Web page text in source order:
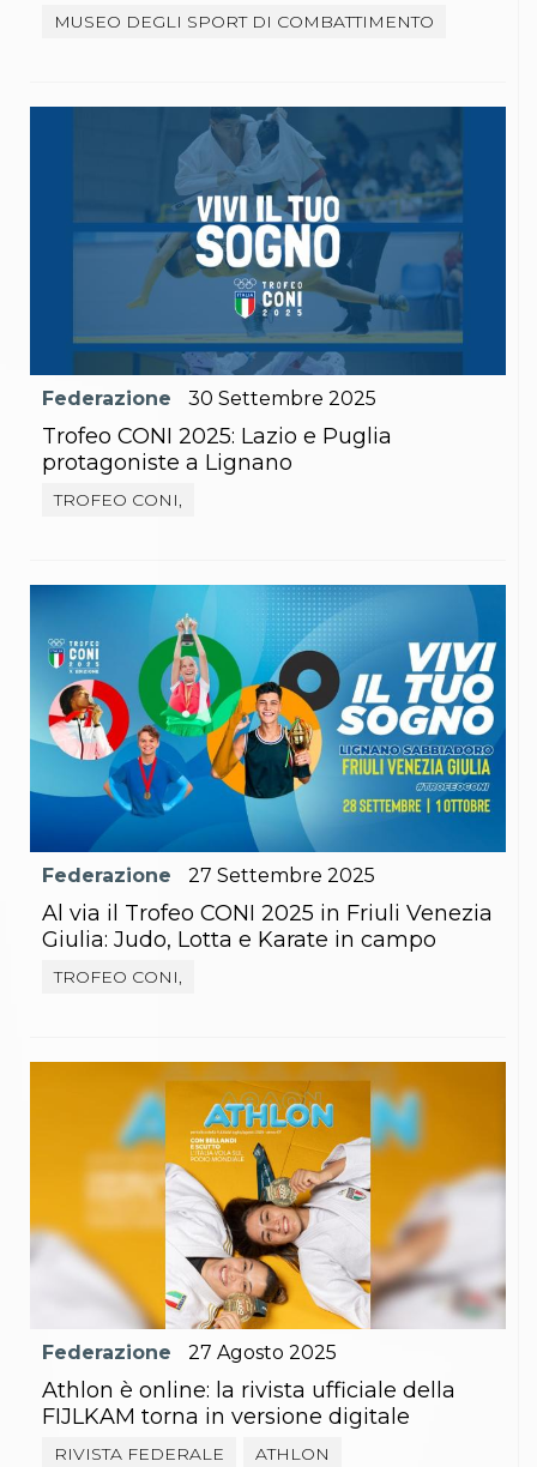
News
Webinar
Corsi Monotematici
Corsi di Specializzazione
Corsi FIJLKAM-FISDIR
Corsi Preparatore Fisico
Edutraining class - Didattica infantile
Corso dirigenti sportivi
Corso Direttore di Gara
Abilitazioni
Sportello Fiscale
News
Modulistica
FAQ
Quesiti fiscali
Sostenibilità
Documenti
MUSEO DEGLI SPORT DI COMBATTIMENTO
Federazione 30 Settembre 2025
Trofeo CONI 2025: Lazio e Puglia
protagoniste a Lignano
TROFEO CONI,
Federazione 27 Settembre 2025
Al via il Trofeo CONI 2025 in Friuli Venezia
Giulia: Judo, Lotta e Karate in campo
TROFEO CONI,
Federazione 27 Agosto 2025
Athlon è online: la rivista ufficiale della
FIJLKAM torna in versione digitale
RIVISTA FEDERALE
ATHLON